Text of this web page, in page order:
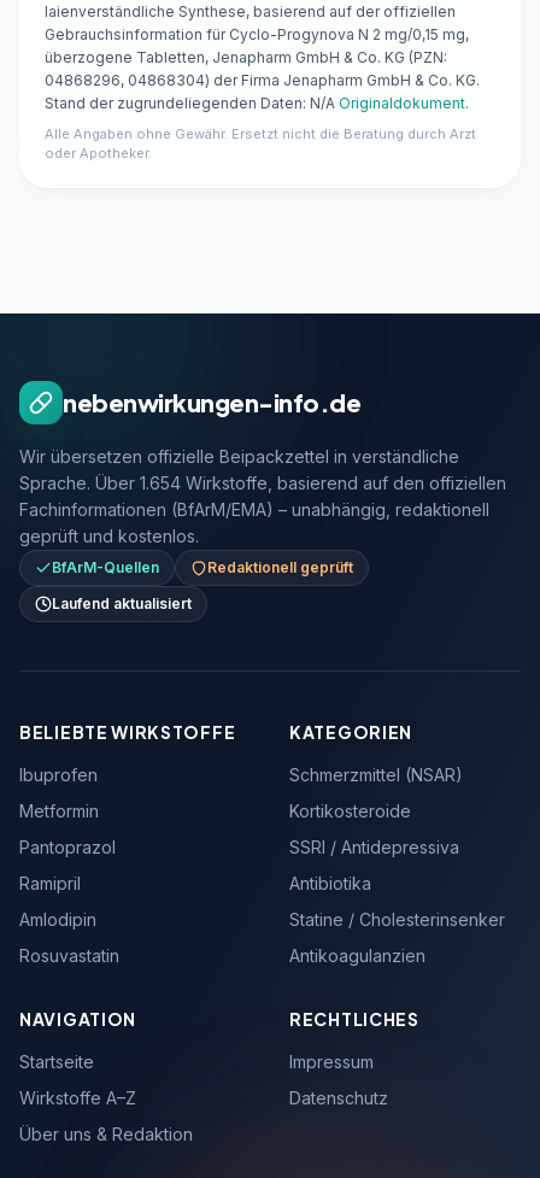
laienverständliche Synthese, basierend auf der offiziellen
Gebrauchsinformation für Cyclo-Progynova N 2 mg/0,15 mg,
überzogene Tabletten, Jenapharm GmbH & Co. KG (PZN:
04868296, 04868304) der Firma Jenapharm GmbH & Co. KG.
Stand der zugrundeliegenden Daten: N/A Originaldokument.
Alle Angaben ohne Gewähr. Ersetzt nicht die Beratung durch Arzt
oder Apotheker.
nebenwirkungen-info.de
Wir übersetzen offizielle Beipackzettel in verständliche
Sprache. Über 1.654 Wirkstoffe, basierend auf den offiziellen
Fachinformationen (BfArM/EMA) – unabhängig, redaktionell
geprüft und kostenlos.
BfArM-Quellen
Redaktionell geprüft
Laufend aktualisiert
BELIEBTE WIRKSTOFFE
Ibuprofen
Metformin
Pantoprazol
Ramipril
Amlodipin
Rosuvastatin
KATEGORIEN
Schmerzmittel (NSAR)
Kortikosteroide
SSRI / Antidepressiva
Antibiotika
Statine / Cholesterinsenker
Antikoagulanzien
NAVIGATION
Startseite
Wirkstoffe A–Z
Über uns & Redaktion
RECHTLICHES
Impressum
Datenschutz